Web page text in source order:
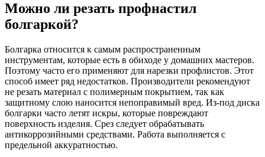
Можно ли резать профнастил
болгаркой?
Болгарка относится к самым распространенным
инструментам, которые есть в обиходе у домашних мастеров.
Поэтому часто его применяют для нарезки профлистов. Этот
способ имеет ряд недостатков. Производители рекомендуют
не резать материал с полимерным покрытием, так как
защитному слою наносится непоправимый вред. Из-под диска
болгарки часто летят искры, которые повреждают
поверхность изделия. Срез следует обрабатывать
антикоррозийными средствами. Работа выполняется с
предельной аккуратностью.